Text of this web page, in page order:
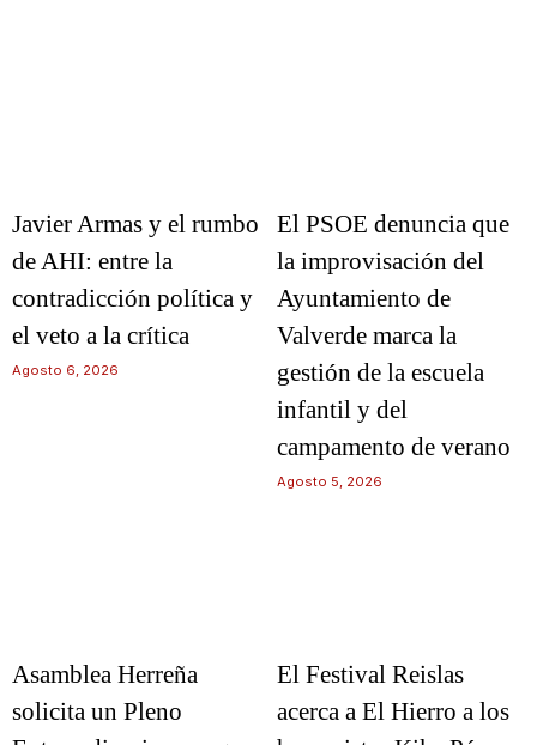
Javier Armas y el rumbo
de AHI: entre la
contradicción política y
el veto a la crítica
Agosto 6, 2026
El PSOE denuncia que
la improvisación del
Ayuntamiento de
Valverde marca la
gestión de la escuela
infantil y del
campamento de verano
Agosto 5, 2026
Asamblea Herreña
solicita un Pleno
El Festival Reislas
acerca a El Hierro a los